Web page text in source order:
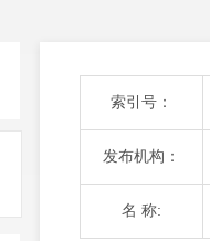
索引号：
发布机构：
名 称: